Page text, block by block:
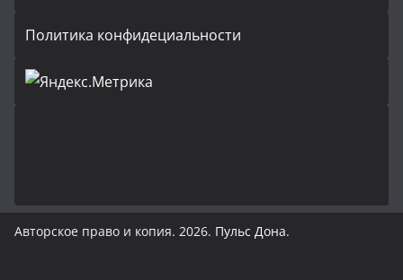
Политика конфидециальности
Авторское право и копия. 2026. Пульс Дона.